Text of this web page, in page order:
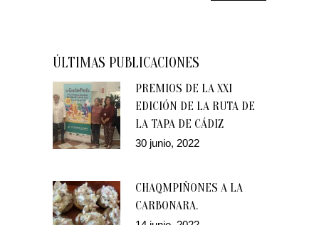
ÚLTIMAS PUBLICACIONES
PREMIOS DE LA XXI
EDICIÓN DE LA RUTA DE
LA TAPA DE CÁDIZ
30 junio, 2022
CHAQMPIÑONES A LA
CARBONARA.